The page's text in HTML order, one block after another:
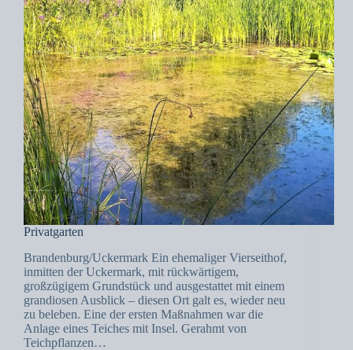
Privatgarten
Brandenburg/Uckermark Ein ehemaliger Vierseithof,
inmitten der Uckermark, mit rückwärtigem,
großzügigem Grundstück und ausgestattet mit einem
grandiosen Ausblick – diesen Ort galt es, wieder neu
zu beleben. Eine der ersten Maßnahmen war die
Anlage eines Teiches mit Insel. Gerahmt von
Teichpflanzen…